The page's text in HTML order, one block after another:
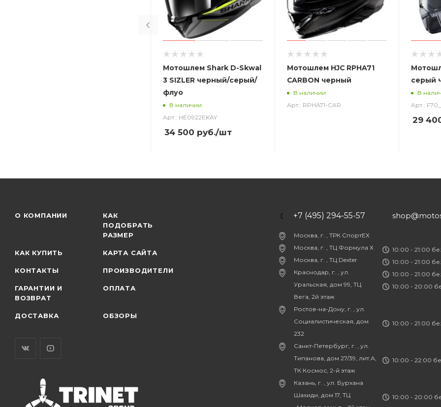
Мотошлем Shark D-Skwal
3 SIZLER черный/серый/
флуо
В наличии
Арт.: HE0922EKAY
34 500 руб./шт
Мотошлем HJC RPHA71
CARBON черный
В наличии
Арт.: RPHA71-CAR
серый
В
Арт.:
29
О КОМПАНИИ
КАК
ПОДОБРАТЬ
РАЗМЕР
КАК КУПИТЬ КАРТА САЙТА
КОНТАКТЫ ПРОИЗВОДИТЕЛИ
ГАРАНТИИ И
ВОЗВРАТ
ОПЛАТА
ДОСТАВКА ОБЗОРЫ
+7 (495) 294-55-57
Москва, г. , ТРК СпортЕХ
Москва, г. , ТЦ Формула Х
Москва, г. , ТЦ Dexter
Краснодар, г. , ул.
Уральская, дом 99, ТЦ
Вега, 2й этаж
Ростов-на-Дону, г. , ул.
Социалистическая, дом
232
Санкт-Петербург, г. , ул.
Типанова, дом 27/39, лит.А,
ТК Космос, 2-й этаж
Казань, г. , ул. Бурхана
Шахиди, дом 17, ТЦ
10:00 - 21:00
10:00 - 21:00
10:00 - 21:00
10:00 - 20:00
10:00 - 21:00
10:00 - 22:00
10:00 - 20:00